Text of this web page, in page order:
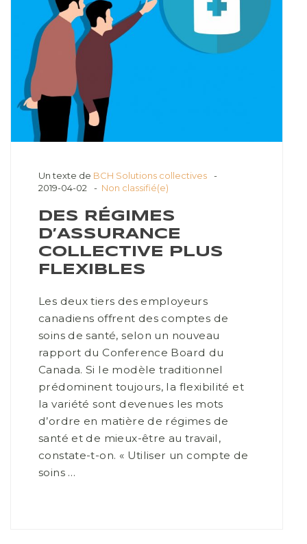
Un texte de BCH Solutions collectives
2019-04-02
Non classifié(e)
DES RÉGIMES
D’ASSURANCE
COLLECTIVE PLUS
FLEXIBLES
Les deux tiers des employeurs
canadiens offrent des comptes de
soins de santé, selon un nouveau
rapport du Conference Board du
Canada. Si le modèle traditionnel
prédominent toujours, la flexibilité et
la variété sont devenues les mots
d’ordre en matière de régimes de
santé et de mieux-être au travail,
constate-t-on. « Utiliser un compte de
soins …